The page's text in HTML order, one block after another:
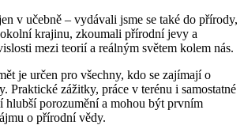
v učebně – vydávali jsme se také do přírody,
krajinu, zkoumali přírodní jevy a
mezi teorií a reálným světem kolem nás.
je určen pro všechny, kdo se zajímají o
Praktické zážitky, práce v terénu i samostatné
hlubší porozumění a mohou být prvním
o přírodní vědy.